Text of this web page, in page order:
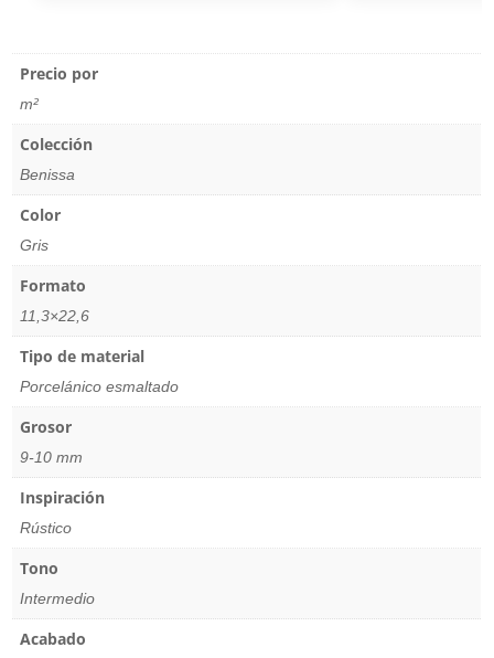
Precio por
m²
Colección
Benissa
Color
Gris
Formato
11,3×22,6
Tipo de material
Porcelánico esmaltado
Grosor
9-10 mm
Inspiración
Rústico
Tono
Intermedio
Acabado